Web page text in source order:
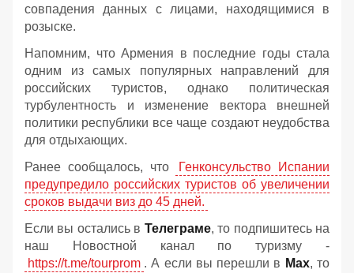
совпадения данных с лицами, находящимися в
розыске.
Напомним, что Армения в последние годы стала
одним из самых популярных направлений для
российских туристов, однако политическая
турбулентность и изменение вектора внешней
политики республики все чаще создают неудобства
для отдыхающих.
Ранее сообщалось, что
Генконсульство Испании
предупредило российских туристов об увеличении
сроков выдачи виз до 45 дней.
Если вы остались в Телеграме, то подпишитесь на
наш Новостной канал по туризму -
https://t.me/tourprom . А если вы перешли в Мах, то